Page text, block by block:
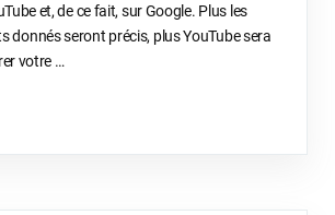
et, de ce fait, sur Google. Plus les
donnés seront précis, plus YouTube sera
votre …